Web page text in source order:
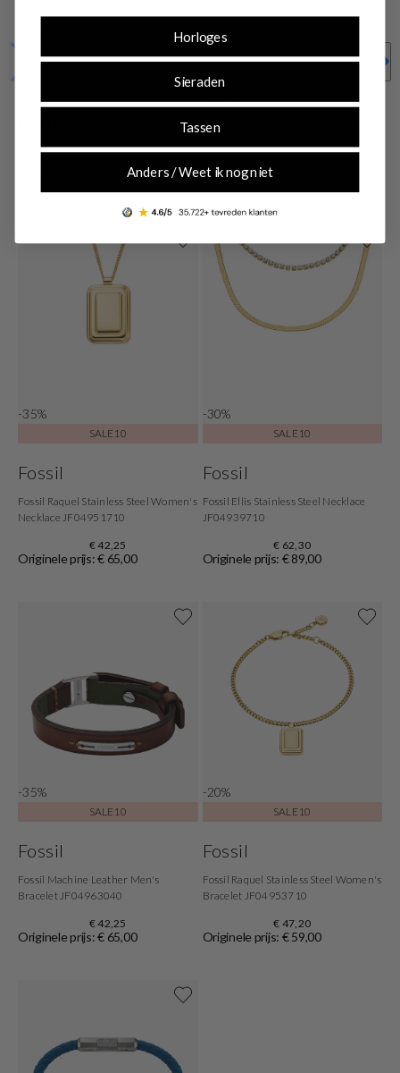
SALE10
Originele prijs: € 65,00
-35%
SALE10
Fossil Raquel Stainless Steel Women's
Originele prijs: € 149,00
-35%
SALE10
Fossil
Fossil Raquel Stainless Steel Women's
Necklace JF04951710
€ 42,25
Originele prijs: € 65,00
-30%
SALE10
Fossil
Fossil Ellis Stainless Steel Necklace
JF04939710
€ 62,30
Originele prijs: € 89,00
-35%
SALE10
Fossil
Fossil Machine Leather Men's
Bracelet JF04963040
€ 42,25
Originele prijs: € 65,00
-20%
SALE10
Fossil
Fossil Raquel Stainless Steel Women's
Bracelet JF04953710
€ 47,20
Originele prijs: € 59,00
Horloges
Sieraden
Tassen
Anders / Weet ik nog niet